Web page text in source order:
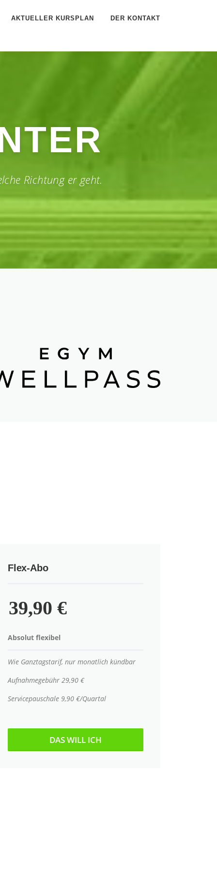
AKTUELLER KURSPLAN DER KONTAKT
Richtung er geht.
Flex-Abo
39,90 €
Absolut flexibel
Wie Ganztagstarif, nur monatlich kündbar
Aufnahmegebühr 29,90 €
Servicepauschale 9,90 €/Quartal
DAS WILL ICH